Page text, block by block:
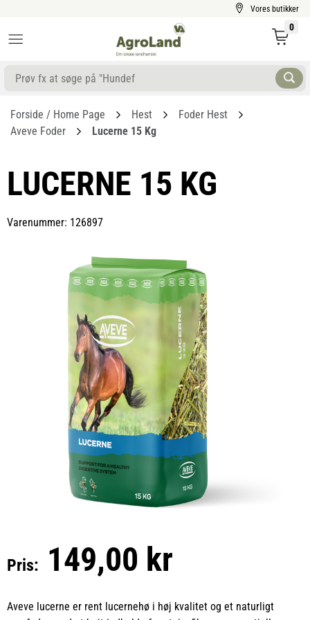
Vores butikker
0
Forside / Home Page Hest
Foder Hest
Aveve Foder
Lucerne 15 Kg
LUCERNE 15 KG
Varenummer: 126897
Pris: 149,00 kr
Aveve lucerne er rent lucernehø i høj kvalitet og et naturligt